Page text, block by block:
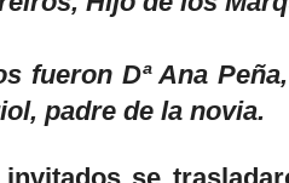
fueron Dª Ana
padre de la novia.